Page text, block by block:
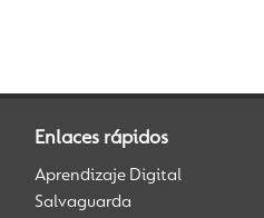
Enlaces rápidos
Aprendizaje Digital
Salvaguarda